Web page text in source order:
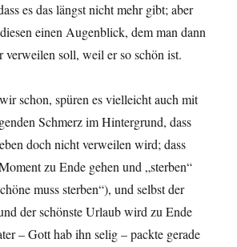
es das längst nicht mehr gibt; aber
einen Augenblick, dem man dann
verweilen soll, weil er so schön ist.
schon, spüren es vielleicht auch mit
Schmerz im Hintergrund, dass
doch nicht verweilen wird; dass
zu Ende gehen und „sterben“
muss sterben“), und selbst der
der schönste Urlaub wird zu Ende
– Gott hab ihn selig – packte gerade